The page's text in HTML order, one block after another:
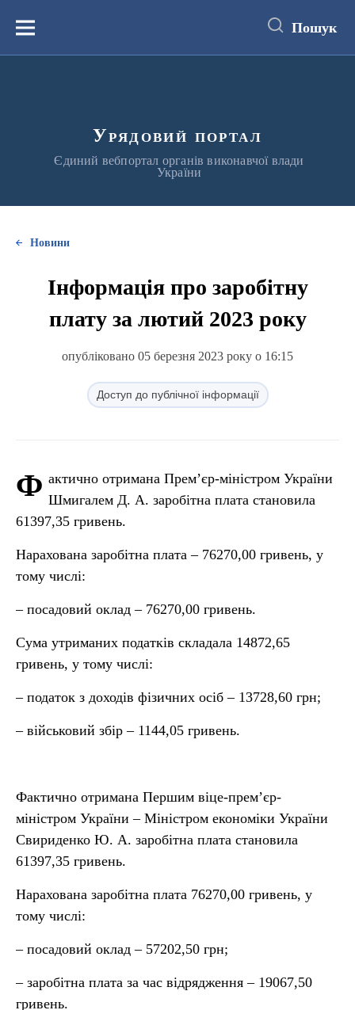
вмістуМеню Пошук
Урядовий портал
Єдиний вебпортал органів виконавчої влади
України
Новини
Інформація про заробітну
плату за лютий 2023 року
опубліковано 05 березня 2023 року о 16:15
Доступ до публічної інформації
Ф актично отримана Прем’єр-міністром України
Шмигалем Д. А. заробітна плата становила
61397,35 гривень.
Нарахована заробітна плата – 76270,00 гривень, у
тому числі:
– посадовий оклад – 76270,00 гривень.
Сума утриманих податків складала 14872,65
гривень, у тому числі:
– податок з доходів фізичних осіб – 13728,60 грн;
– військовий збір – 1144,05 гривень.
Фактично отримана Першим віце-прем’єр-
міністром України – Міністром економіки України
Свириденко Ю. А. заробітна плата становила
61397,35 гривень.
Нарахована заробітна плата 76270,00 гривень, у
тому числі:
– посадовий оклад – 57202,50 грн;
– заробітна плата за час відрядження – 19067,50
гривень.